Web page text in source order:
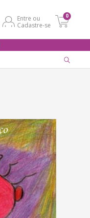
Entre ou
Cadastre-se
0